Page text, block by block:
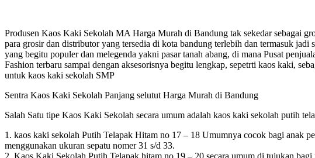
Produsen Kaos Kaki Sekolah MA Harga Murah di Bandung tak sekedar sebagai
para grosir dan distributor yang tersedia di kota bandung terlebih dan termasuk jadi
yang begitu populer dan melegenda yakni pasar tanah abang, di mana Pusat
Fashion terbaru sampai dengan aksesorisnya begitu lengkap, sepetrti kaos kaki,
untuk kaos kaki sekolah SMP
Sentra Kaos Kaki Sekolah Panjang selutut Harga Murah di Bandung
Salah Satu tipe Kaos Kaki Sekolah secara umum adalah kaos kaki sekolah putih
1. kaos kaki sekolah Putih Telapak Hitam no 17 – 18 Umumnya cocok bagi anak
menggunakan ukuran sepatu nomer 31 s/d 33.
2. Kaos Kaki Sekolah Putih Telapak hitam no 19 – 20 secara umum di tujukan